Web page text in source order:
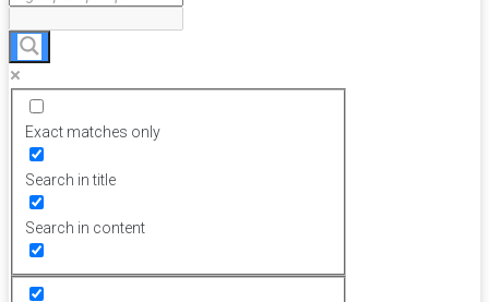
Exact matches only
Search in title
Search in content